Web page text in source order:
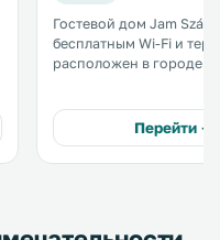
Гостевой дом Jam
бесплатным Wi-Fi и
расположен в городе
территории работает
распоряжении гостей
номерах есть
Перейти →